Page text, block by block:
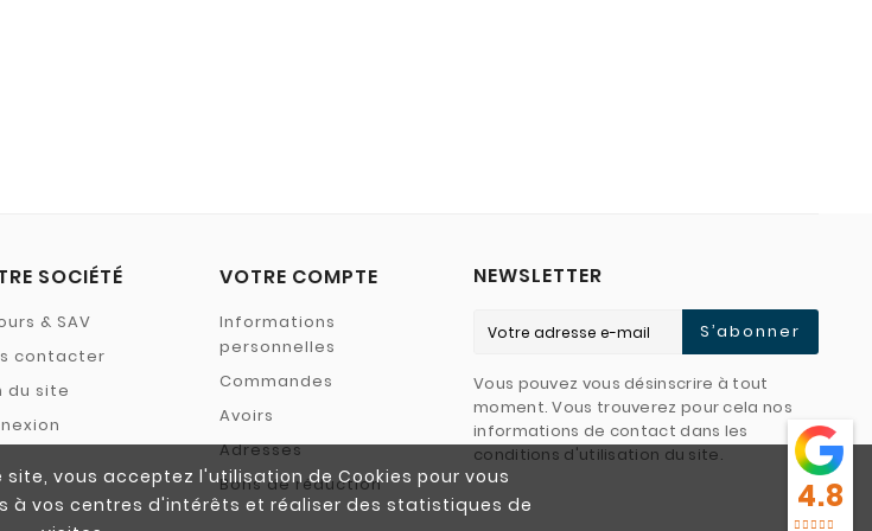
vous acceptez l'utilisation de Cookies pour vous
à vos centres d'intérêts et réaliser des statistiques de
SOCIÉTÉ
& SAV
contacter
du site
VOTRE COMPTE
Informations
personnelles
Commandes
Avoirs
Adresses
Bons de réduction
NEWSLETTER
S’abonner
Vous pouvez vous désinscrire à tout
moment. Vous trouverez pour cela nos
informations de contact dans les
conditions d'utilisation du site.
4.8